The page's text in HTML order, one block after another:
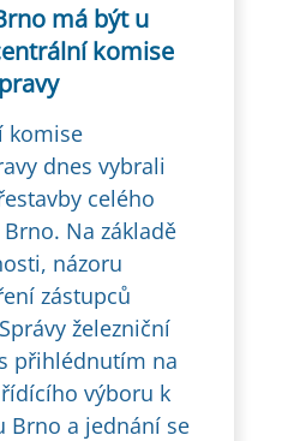
má být u
komise
komise
dnes vybrali
celého
Na základě
názoru
zástupců
železniční
přihlédnutím na
výboru k
Brno a jednání se